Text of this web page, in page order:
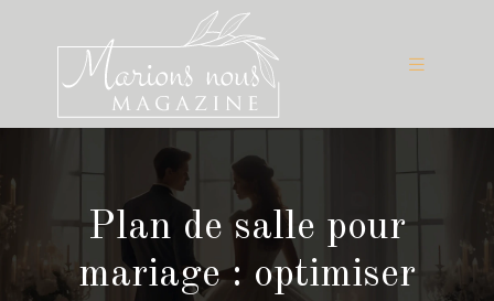
Plan de salle pour
mariage : optimiser